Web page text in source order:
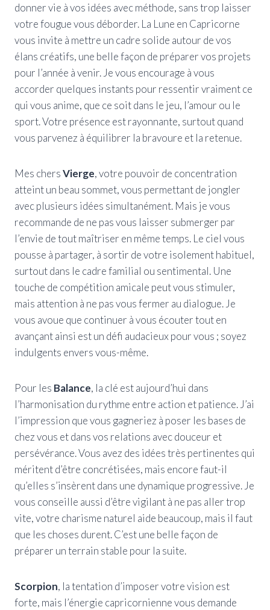
donner vie à vos idées avec méthode, sans trop laisser
votre fougue vous déborder. La Lune en Capricorne
vous invite à mettre un cadre solide autour de vos
élans créatifs, une belle façon de préparer vos projets
pour l’année à venir. Je vous encourage à vous
accorder quelques instants pour ressentir vraiment ce
qui vous anime, que ce soit dans le jeu, l’amour ou le
sport. Votre présence est rayonnante, surtout quand
vous parvenez à équilibrer la bravoure et la retenue.
Mes chersVierge, votre pouvoir de concentration
atteint un beau sommet, vous permettant de jongler
avec plusieurs idées simultanément. Mais je vous
recommande de ne pas vous laisser submerger par
l’envie de tout maîtriser en même temps. Le ciel vous
pousse à partager, à sortir de votre isolement habituel,
surtout dans le cadre familial ou sentimental. Une
touche de compétition amicale peut vous stimuler,
mais attention à ne pas vous fermer au dialogue. Je
vous avoue que continuer à vous écouter tout en
avançant ainsi est un défi audacieux pour vous ; soyez
indulgents envers vous-même.
Pour les Balance, la clé est aujourd’hui dans
l’harmonisation du rythme entre action et patience. J’ai
l’impression que vous gagneriez à poser les bases de
chez vous et dans vos relations avec douceur et
persévérance. Vous avez des idées très pertinentes qui
méritent d’être concrétisées, mais encore faut-il
qu’elles s’insèrent dans une dynamique progressive. Je
vous conseille aussi d’être vigilant à ne pas aller trop
vite, votre charisme naturel aide beaucoup, mais il faut
que les choses durent. C’est une belle façon de
préparer un terrain stable pour la suite.
Scorpion, la tentation d’imposer votre vision est
forte, mais l’énergie capricornienne vous demande